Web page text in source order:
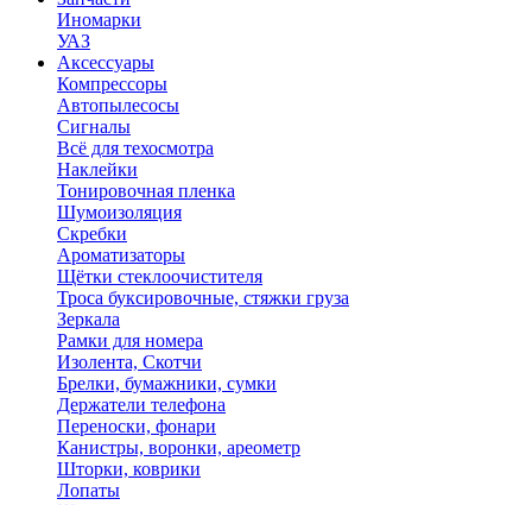
Иномарки
УАЗ
Аксесcуары
Компрессоры
Автопылесосы
Сигналы
Всё для техосмотра
Наклейки
Тонировочная пленка
Шумоизоляция
Скребки
Ароматизаторы
Щётки стеклоочистителя
Троса буксировочные, стяжки груза
Зеркала
Рамки для номера
Изолента, Скотчи
Брелки, бумажники, сумки
Держатели телефона
Переноски, фонари
Канистры, воронки, ареометр
Шторки, коврики
Лопаты